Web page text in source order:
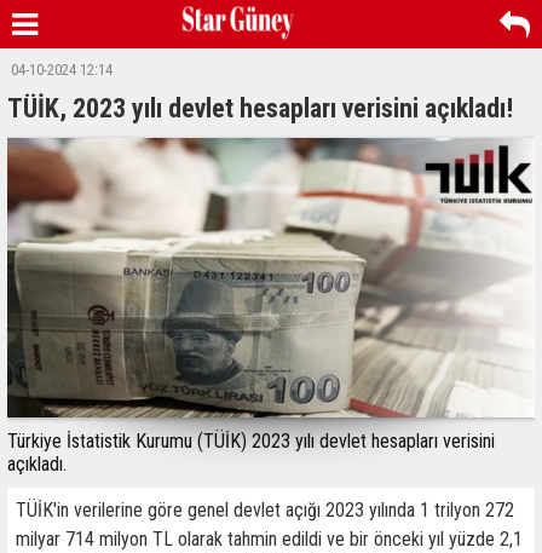
04-10-2024 12:14
TÜİK, 2023 yılı devlet hesapları verisini açıkladı!
Türkiye İstatistik Kurumu (TÜİK) 2023 yılı devlet hesapları verisini
açıkladı.
TÜİK'in verilerine göre genel devlet açığı 2023 yılında 1 trilyon 272
milyar 714 milyon TL olarak tahmin edildi ve bir önceki yıl yüzde 2,1